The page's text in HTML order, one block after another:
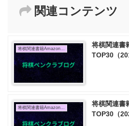
関連コンテンツ
将棋関連書籍Amazon売上TOP10
将棋関連書
TOP30（
将棋関連書籍Amazon売上TOP10
将棋関連書
TOP30（